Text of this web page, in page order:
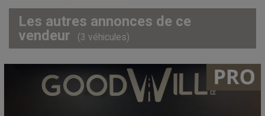
Les autres annonces de ce
vendeur
(3 véhicules)